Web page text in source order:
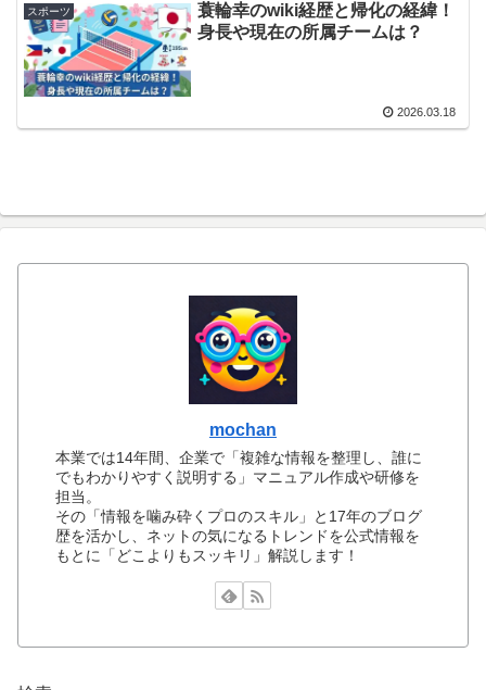
スポーツ
蓑輪幸のwiki経歴と帰化の経緯！
身長や現在の所属チームは？
2026.03.18
mochan
本業では14年間、企業で「複雑な情報を整理し、誰に
でもわかりやすく説明する」マニュアル作成や研修を
担当。
その「情報を噛み砕くプロのスキル」と17年のブログ
歴を活かし、ネットの気になるトレンドを公式情報を
もとに「どこよりもスッキリ」解説します！